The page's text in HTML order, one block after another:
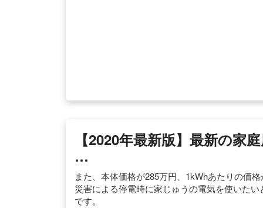
【2020年最新版】最新の家
…
また、本体価格が285万円、1kWhあたりの価
災害による停電時に家じゅうの電気を使いた
です。